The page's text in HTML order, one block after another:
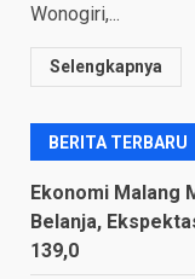
Wonogiri,...
Selengkapnya
BERITA TERBARU
Ekonomi Malang
Belanja,
139,0